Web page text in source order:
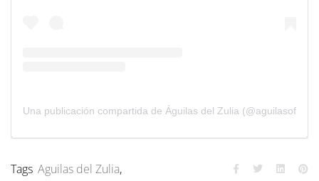
Una publicación compartida de Águilas del Zulia (@aguilasoficial)
Tags Aguilas del Zulia,